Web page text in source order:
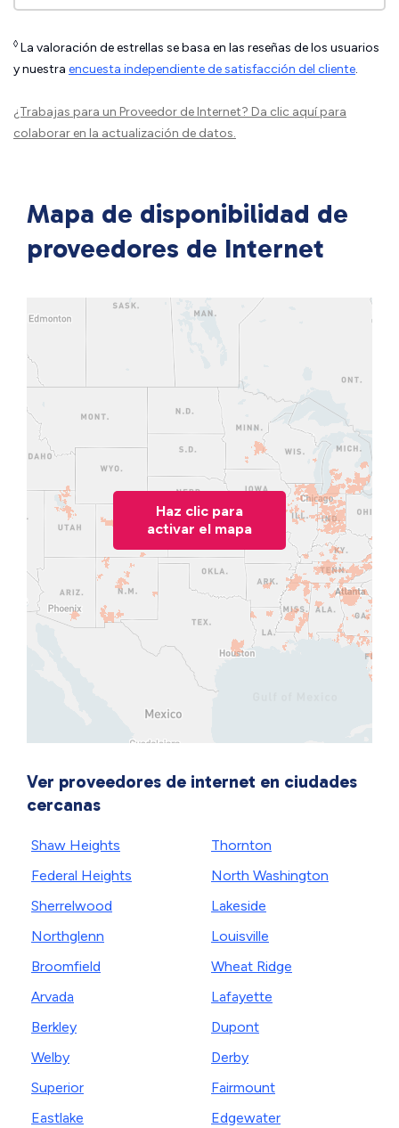
◊ La valoración de estrellas se basa en las reseñas de los usuarios
y nuestra encuesta independiente de satisfacción del cliente.
¿Trabajas para un Proveedor de Internet? Da clic aquípara
colaborar en la actualización de datos.
Mapa de disponibilidad de
proveedores de Internet
Haz clic para
activar el mapa
Ver proveedores de internet en ciudades
cercanas
Shaw Heights
Federal Heights
Sherrelwood
Northglenn
Broomfield
Arvada
Berkley
Welby
Superior
Eastlake
Thornton
North Washington
Lakeside
Louisville
Wheat Ridge
Lafayette
Dupont
Derby
Fairmount
Edgewater